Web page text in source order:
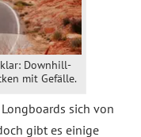
Downhill-
mit Gefälle.
sich von
gibt es einige